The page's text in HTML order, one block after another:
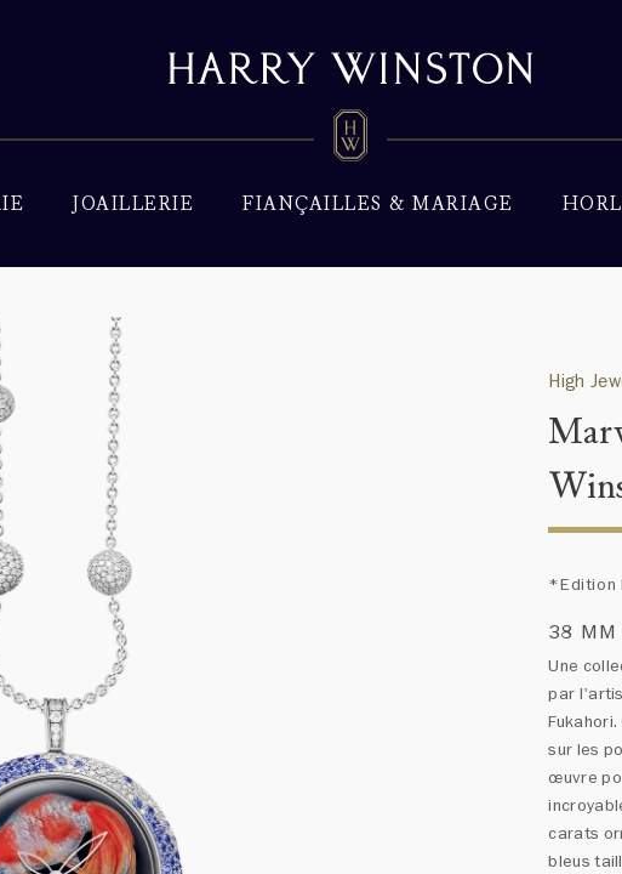
JOAILLERIE FIANÇAILLES & MARIAGE
High
*Edition
38 MM
Une
par
sur les
œuvre
carats
bleus